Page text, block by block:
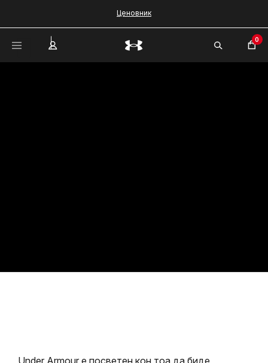
Ценовник
0
Under Armour е посветен кон тоа да биде